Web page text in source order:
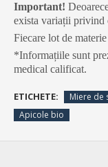
Important!
exista variații privind
Fiecare lot de
*Informațiile sunt
medical calificat.
ETICHETE: Miere de
Apicole bio